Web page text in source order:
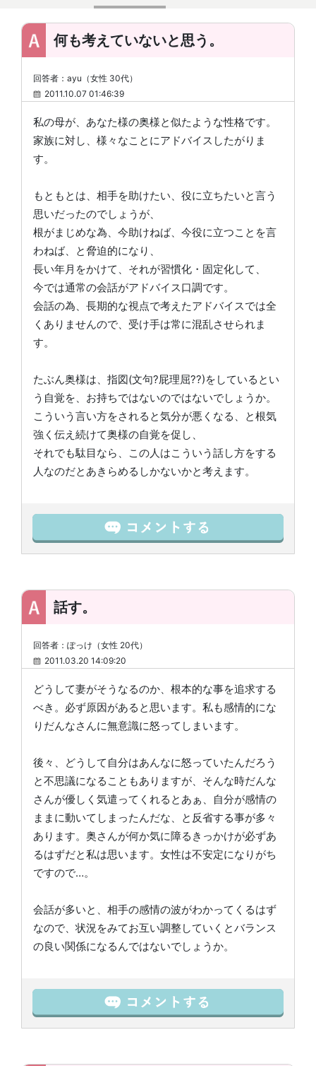
何も考えていないと思う。
回答者：ayu（女性 30代）
2011.10.07 01:46:39
私の母が、あなた様の奥様と似たような性格です。
家族に対し、様々なことにアドバイスしたがりま
す。
もともとは、相手を助けたい、役に立ちたいと言う
思いだったのでしょうが、
根がまじめな為、今助けねば、今役に立つことを言
わねば、と脅迫的になり、
長い年月をかけて、それが習慣化・固定化して、
今では通常の会話がアドバイス口調です。
会話の為、長期的な視点で考えたアドバイスでは全
くありませんので、受け手は常に混乱させられま
す。
たぶん奥様は、指図(文句?屁理屈??)をしているとい
う自覚を、お持ちではないのではないでしょうか。
こういう言い方をされると気分が悪くなる、と根気
強く伝え続けて奥様の自覚を促し、
それでも駄目なら、この人はこういう話し方をする
人なのだとあきらめるしかないかと考えます。
話す。
回答者：ぽっけ（女性 20代）
2011.03.20 14:09:20
どうして妻がそうなるのか、根本的な事を追求する
べき。必ず原因があると思います。私も感情的にな
りだんなさんに無意識に怒ってしまいます。
後々、どうして自分はあんなに怒っていたんだろう
と不思議になることもありますが、そんな時だんな
さんが優しく気遣ってくれるとあぁ、自分が感情の
ままに動いてしまったんだな、と反省する事が多々
あります。奥さんが何か気に障るきっかけが必ずあ
るはずだと私は思います。女性は不安定になりがち
ですので…。
会話が多いと、相手の感情の波がわかってくるはず
なので、状況をみてお互い調整していくとバランス
の良い関係になるんではないでしょうか。